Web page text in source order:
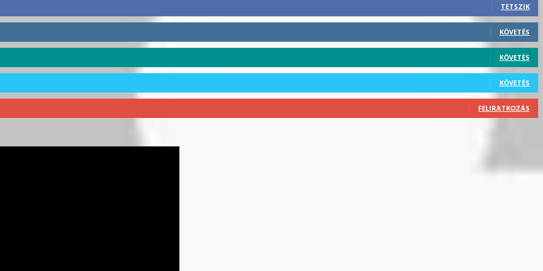
TETSZIK
KÖVETÉS
KÖVETÉS
KÖVETÉS
FELIRATKOZÁS